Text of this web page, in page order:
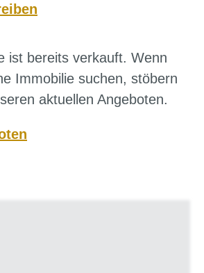
ist bereits verkauft. Wenn
Immobilie suchen, stöbern
aktuellen Angeboten.